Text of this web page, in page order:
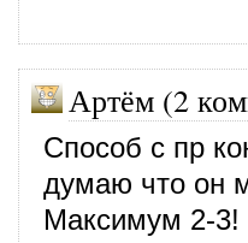
Артём (2
Способ с пр
думаю что он
Максимум 2-3!